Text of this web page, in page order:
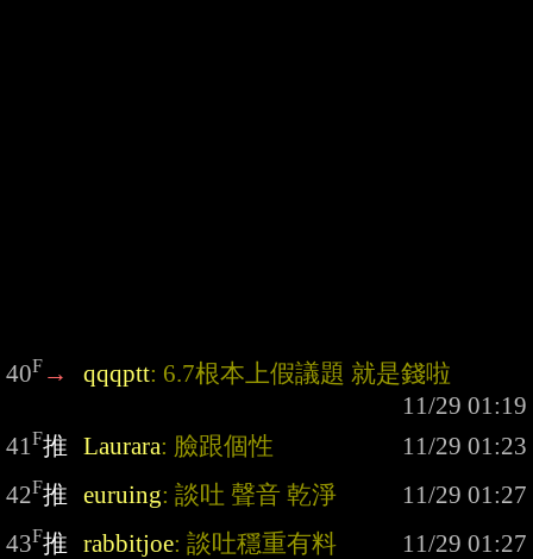
40F → qqqptt: 6.7根本上假議題 就是錢啦
41 F推 Laurara: 臉跟個性
42F推 euruing: 談吐 聲音 乾淨
43F推 rabbitjoe: 談吐穩重有料